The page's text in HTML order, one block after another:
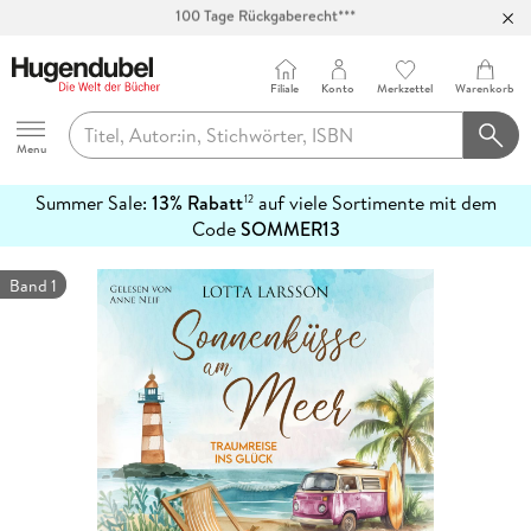
Abholung in über 100 Filialen
Hugendubel
Menu
Filiale Konto Merkzettel Warenkorb
Summer Sale: 13% Rabatt12auf viele Sortimente mit dem
CodeSOMMER13
erfahren
Band 1